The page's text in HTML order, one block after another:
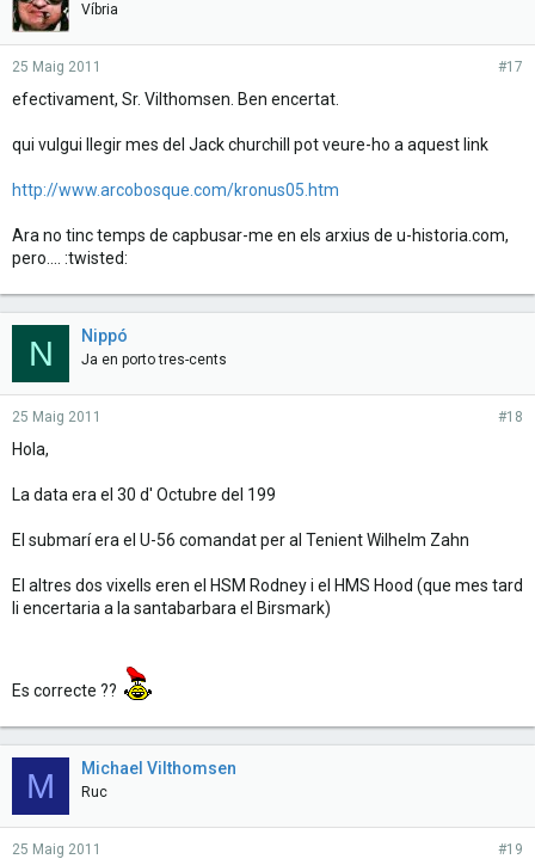
Víbria
25 Maig 2011 #17
efectivament, Sr. Vilthomsen. Ben encertat.
qui vulgui llegir mes del Jack churchill pot veure-ho a aquest link
http://www.arcobosque.com/kronus05.htm
Ara no tinc temps de capbusar-me en els arxius de u-historia.com,
pero.... :twisted:
N Nippó
Ja en porto tres-cents
25 Maig 2011 #18
Hola,
La data era el 30 d' Octubre del 199
El submarí era el U-56 comandat per al Tenient Wilhelm Zahn
El altres dos vixells eren el HSM Rodney i el HMS Hood (que mes tard
li encertaria a la santabarbara el Birsmark)
Es correcte ??
M Michael Vilthomsen
Ruc
25 Maig 2011 #19